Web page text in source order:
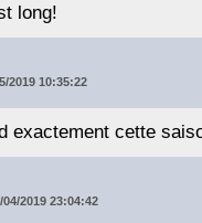
long!
2019 10:35:22
exactement cette
2019 23:04:42